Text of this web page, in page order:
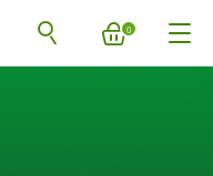
0